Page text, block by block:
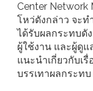
Center Network
โหว่ดังกล่าว จะ
ได้รับผลกระทบดั
ผู้ใช้งาน และผู้ดู
แนะนำเกี่ยวกับเ
บรรเทาผลกระทบ